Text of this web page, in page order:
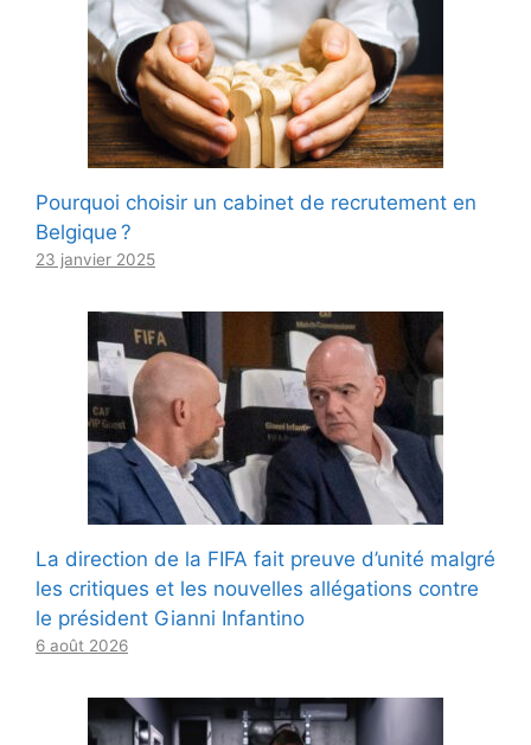
Pourquoi choisir un cabinet de recrutement en
Belgique ?
23 janvier 2025
La direction de la FIFA fait preuve d’unité malgré
les critiques et les nouvelles allégations contre
le président Gianni Infantino
6 août 2026